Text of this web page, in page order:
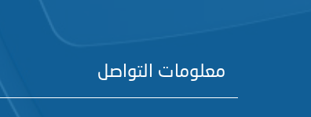
معلومات التواصل